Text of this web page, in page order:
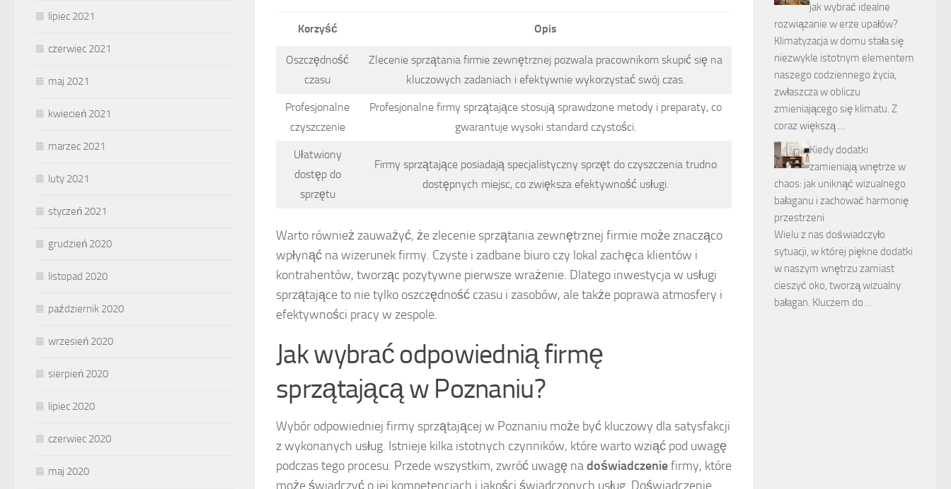
Korzyść Opis
Oszczędność
czasu
Zlecenie sprzątania firmie zewnętrznej pozwala pracownikom skupić się na
kluczowych zadaniach i efektywnie wykorzystać swój czas.
Profesjonalne
czyszczenie
Profesjonalne firmy sprzątające stosują sprawdzone metody i preparaty, co
gwarantuje wysoki standard czystości.
Ułatwiony
dostęp do
sprzętu
Firmy sprzątające posiadają specjalistyczny sprzęt do czyszczenia trudno
dostępnych miejsc, co zwiększa efektywność usługi.
Warto również zauważyć, że zlecenie sprzątania zewnętrznej firmie może znacząco
wpłynąć na wizerunek firmy. Czyste i zadbane biuro czy lokal zachęca klientów i
kontrahentów, tworząc pozytywne pierwsze wrażenie. Dlatego inwestycja w usługi
sprzątające to nie tylko oszczędność czasu i zasobów, ale także poprawa atmosfery i
efektywności pracy w zespole.
Jak wybrać odpowiednią firmę
sprzątającą w Poznaniu?
Wybór odpowiedniej firmy sprzątającej w Poznaniu może być kluczowy dla satysfakcji
z wykonanych usług. Istnieje kilka istotnych czynników, które warto wziąć pod uwagę
podczas tego procesu. Przede wszystkim, zwróć uwagę nadoświadczeniefirmy, które
może świadczyć o jej kompetencjach i jakości świadczonych usług. Doświadczenie
lipiec 2021
czerwiec 2021
maj 2021
kwiecień 2021
marzec 2021
luty 2021
styczeń 2021
grudzień 2020
listopad 2020
październik 2020
wrzesień 2020
sierpień 2020
lipiec 2020
czerwiec 2020
maj 2020
jak wybrać idealne
rozwiązanie w erze upałów?
Klimatyzacja w domu stała się
niezwykle istotnym elementem
naszego codziennego życia,
zwłaszcza w obliczu
zmieniającego się klimatu. Z
coraz większą …
Kiedy dodatki
zamieniają wnętrze w
chaos: jak uniknąć wizualnego
bałaganu i zachować harmonię
przestrzeni
Wielu z nas doświadczyło
sytuacji, w której piękne dodatki
w naszym wnętrzu zamiast
cieszyć oko, tworzą wizualny
bałagan. Kluczem do …